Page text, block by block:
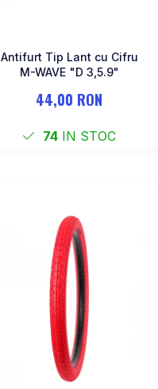
Antifurt Tip Lant cu Cifru
M-WAVE "D 3,5.9"
44,00 RON
74 IN STOC